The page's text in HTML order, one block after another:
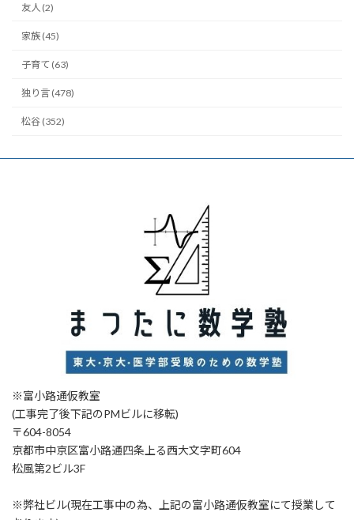
友人 (2)
家族 (45)
子育て (63)
独り言 (478)
松谷 (352)
※富小路通仮教室
(工事完了後下記のPMビルに移転)
〒604-8054
京都市中京区富小路通四条上る西大文字町604
松風第2ビル3F
※弊社ビル(現在工事中の為、上記の富小路通仮教室にて授業して